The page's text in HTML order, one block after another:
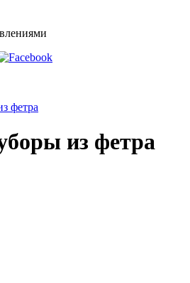
фетра
из фетра